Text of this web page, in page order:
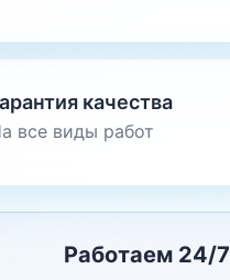
качества
все виды работ
Работаем 24/7